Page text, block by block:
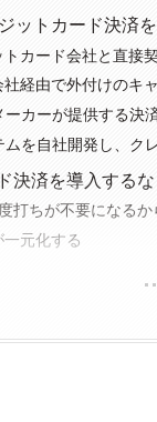
ットカード決済
カード会社と直接
経由で外付けのキ
カーが提供する決
を自社開発し、ク
決済を導入する
打ちが不要になるか
元化する